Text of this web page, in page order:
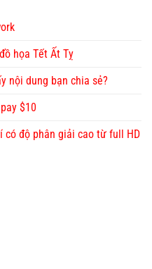
họa Tết Ất Tỵ
nội dung bạn chia sẻ?
$10
có độ phân giải cao từ full HD